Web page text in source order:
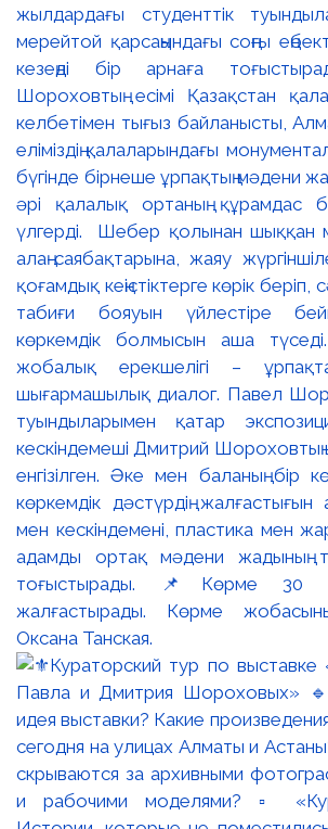
жылдардағы студенттік
мерейтой қарсаңындағы соңғы
кезеңді бір арнаға
Шороховтың есімі Қазақстан
келбетімен тығыз байланысты,
еліміздің қалаларындағы
бүгінде бірнеше ұрпақтың мәдени
әрі қалалық ортаның құрамдас
үлгерді. Шебер қолынан шыққан
алаң-саябақтарына, жаяу
қоғамдық кеңістіктерге көрік беріп,
табиғи бояуын үйлестіре
көркемдік болмысын аша
жобалық ерекшелігі –
шығармашылық диалог. Павел
туындыларымен қатар
кескіндемеші Дмитрий
енгізілген. Әке мен баланың бір
көркемдік дәстүрдің жалғастығын
мен кескіндемені, пластика мен
адамды ортақ мәдени жадының
тоғыстырады. 📌Көрме 30
жалғастырады. Көрме
Оксана Танская.